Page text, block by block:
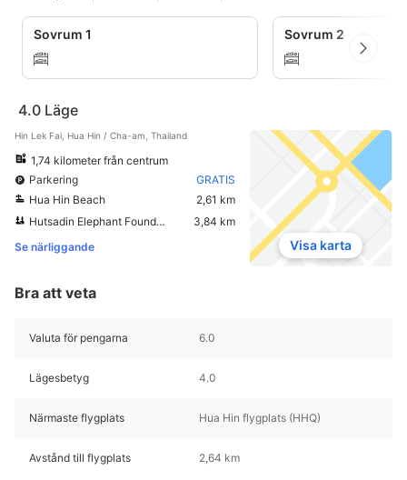
Sovrum 1 Sovrum 2
4.0 Läge
Hin Lek Fai, Hua Hin / Cha-am, Thailand
1,74 kilometer från centrum
Parkering
GRATIS
Hua Hin Beach
2,61 km
Hutsadin Elephant Foundation
3,84 km
Se närliggande
Visa karta
Bra att veta
Valuta för pengarna 6.0
Lägesbetyg 4.0
Närmaste flygplats Hua Hin flygplats (HHQ)
Avstånd till flygplats 2,64 km